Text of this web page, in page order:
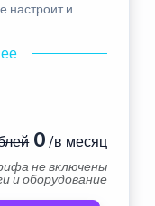
настроит и
0 /в месяц
не включены
и оборудование